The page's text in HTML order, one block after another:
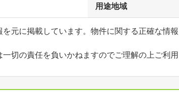
用途地域
を元に掲載しています。物件に関する正確な情
切の責任を負いかねますのでご理解の上ご利用